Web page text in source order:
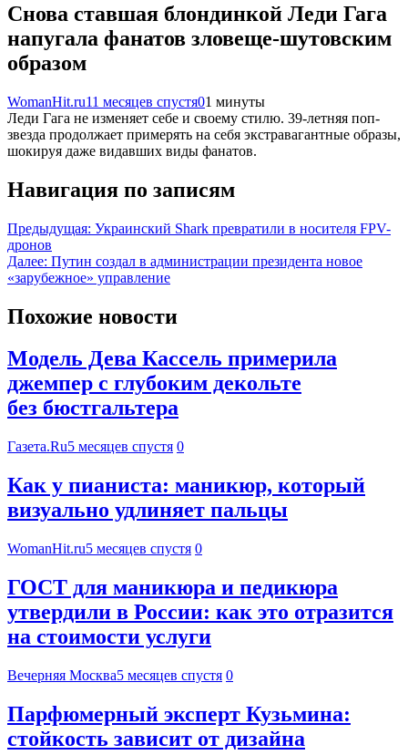
Снова ставшая блондинкой Леди Гага
напугала фанатов зловеще-шутовским
образом
WomanHit.ru11 месяцев спустя01 минуты
Леди Гага не изменяет себе и своему стилю. 39-летняя поп-
звезда продолжает примерять на себя экстравагантные образы,
шокируя даже видавших виды фанатов.
Навигация по записям
Предыдущая: Украинский Shark превратили в носителя FPV-
дронов
Далее: Путин создал в администрации президента новое
«зарубежное» управление
Похожие новости
Модель Дева Кассель примерила
джемпер с глубоким декольте
без бюстгальтера
Газета.Ru5 месяцев спустя 0
Как у пианиста: маникюр, который
визуально удлиняет пальцы
WomanHit.ru5 месяцев спустя 0
ГОСТ для маникюра и педикюра
утвердили в России: как это отразится
на стоимости услуги
Вечерняя Москва5 месяцев спустя 0
Парфюмерный эксперт Кузьмина:
стойкость зависит от дизайна